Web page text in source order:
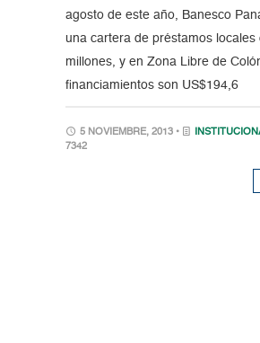
agosto de este año, Banesco
una cartera de préstamos locales
millones, y en Zona Libre de
financiamientos son US$194,6
5 NOVIEMBRE, 2013 •
7342